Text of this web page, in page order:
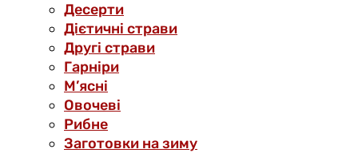
Десерти
Дієтичні страви
Другі страви
Гарніри
М’ясні
Овочеві
Рибне
Заготовки на зиму